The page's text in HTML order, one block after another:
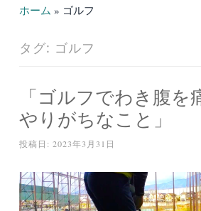
ホーム » ゴルフ
タグ: ゴルフ
「ゴルフでわき腹を
やりがちなこと」
投稿日: 2023年3月31日